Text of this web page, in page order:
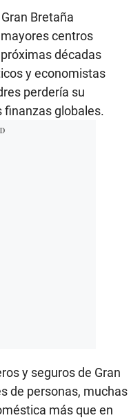
Bretaña
centros
décadas
y economistas
perdería su
finanzas globales.
y seguros de Gran
de personas, muchas
más que en